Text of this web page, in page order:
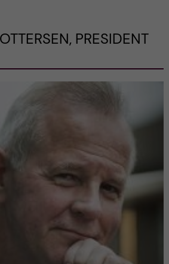
PRESIDENT